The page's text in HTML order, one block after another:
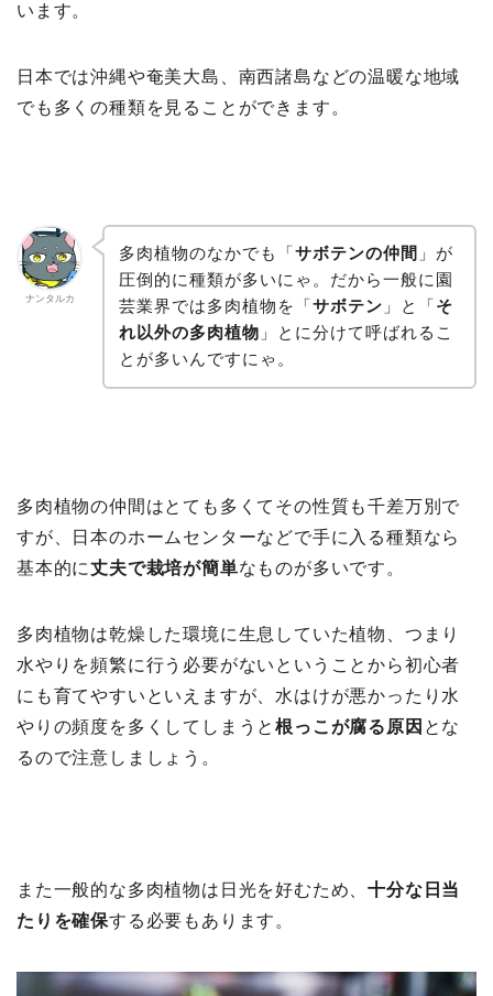
います。
日本では沖縄や奄美大島、南西諸島などの温暖な地域
でも多くの種類を見ることができます。
ナンタルカ
多肉植物のなかでも「サボテンの仲間 」が
圧倒的に種類が多いにゃ。だから一般に園
芸業界では多肉植物を「サボテン 」と「そ
れ以外の多肉植物 」とに分けて呼ばれるこ
とが多いんですにゃ。
多肉植物の仲間はとても多くてその性質も千差万別で
すが、日本のホームセンターなどで手に入る種類なら
基本的に丈夫で栽培が簡単なものが多いです。
多肉植物は乾燥した環境に生息していた植物、つまり
水やりを頻繁に行う必要がないということから初心者
にも育てやすいといえますが、水はけが悪かったり水
やりの頻度を多くしてしまうと根っこが腐る原因 とな
るので注意しましょう。
また一般的な多肉植物は日光を好むため、十分な日当
たりを確保する必要もあります。